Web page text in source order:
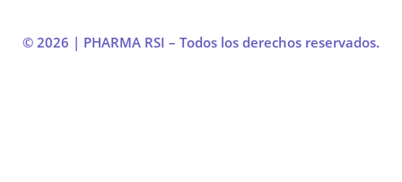
© 2026 | PHARMA RSI – Todos los derechos reservados.